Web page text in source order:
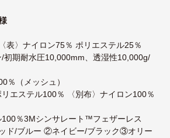
表〉ナイロン75％ ポリエステル25％
/初期耐水圧10,000mm、透湿性10,000g/
％（メッシュ）
リエステル100％ 〈別布〉ナイロン100％
100％3Mシンサレート™フェザーレス
ド/ブルー ②ネイビー/ブラック③オリー